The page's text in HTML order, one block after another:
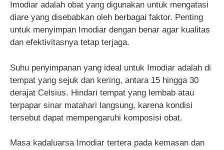
Imodiar adalah obat yang digunakan untuk mengatasi
diare yang disebabkan oleh berbagai faktor. Penting
untuk menyimpan Imodiar dengan benar agar kualitas
dan efektivitasnya tetap terjaga.
Suhu penyimpanan yang ideal untuk Imodiar adalah di
tempat yang sejuk dan kering, antara 15 hingga 30
derajat Celsius. Hindari tempat yang lembab atau
terpapar sinar matahari langsung, karena kondisi
tersebut dapat mempengaruhi komposisi obat.
Masa kadaluarsa Imodiar tertera pada kemasan dan